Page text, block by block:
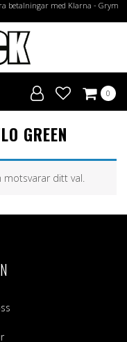
betalningar med Klarna - Grym
0
GREEN
ditt val.